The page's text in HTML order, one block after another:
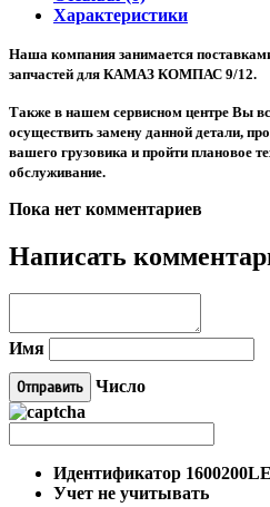
Характеристики
Наша компания занимается
запчастей для КАМАЗ КОМПАС 9/12.
Также в нашем сервисном центре Вы
осуществить замену данной детали,
вашего грузовика и пройти плановое
обслуживание.
Пока нет комментариев
Написать
Имя
Число
Идентификатор
Учет не учитывать